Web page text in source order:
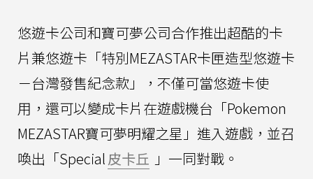
悠遊卡公司和寶可夢公司合作推出超酷的卡
片兼悠遊卡「特別MEZASTAR卡匣造型悠遊卡
－台灣發售紀念款」，不僅可當悠遊卡使
用，還可以變成卡片在遊戲機台「Pokemon
MEZASTAR寶可夢明耀之星」進入遊戲，並召
喚出「Special皮卡丘 」一同對戰。